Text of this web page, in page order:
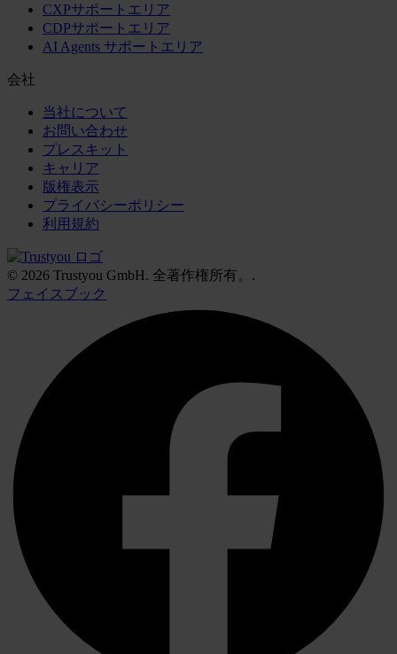
CXPサポートエリア
CDPサポートエリア
AI Agents サポートエリア
会社
当社について
お問い合わせ
プレスキット
キャリア
版権表示
プライバシーポリシー
利用規約
© 2026 Trustyou GmbH. 全著作権所有。.
フェイスブック